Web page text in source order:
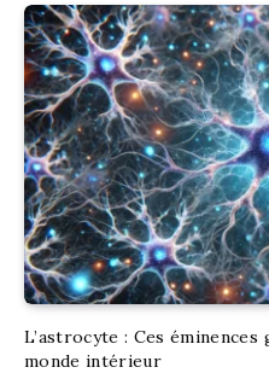
L’astrocyte : Ces
monde intérieur